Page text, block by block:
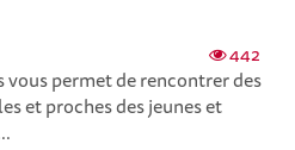
442
vous permet de rencontrer des
et proches des jeunes et